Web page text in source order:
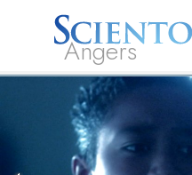
Angers
L. Ron Hubbard
Qu’est-ce que la
Scientologie ?